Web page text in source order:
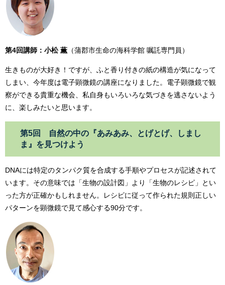
第4回講師：小松 薫 （蒲郡市生命の海科学館 嘱託専門員）
生きものが大好き！ですが、ふと香り付きの紙の構造が気になって
しまい、今年度は電子顕微鏡の講座になりました。電子顕微鏡で観
察ができる貴重な機会、私自身もいろいろな気づきを逃さないよう
に、楽しみたいと思います。
第5回 自然の中の『あみあみ、とげとげ、しまし
ま』を見つけよう
DNAには特定のタンパク質を合成する手順やプロセスが記述されて
います。その意味では「生物の設計図」より「生物のレシピ」とい
った方が正確かもしれません。レシピに従って作られた規則正しい
パターンを顕微鏡で見て感心する90分です。